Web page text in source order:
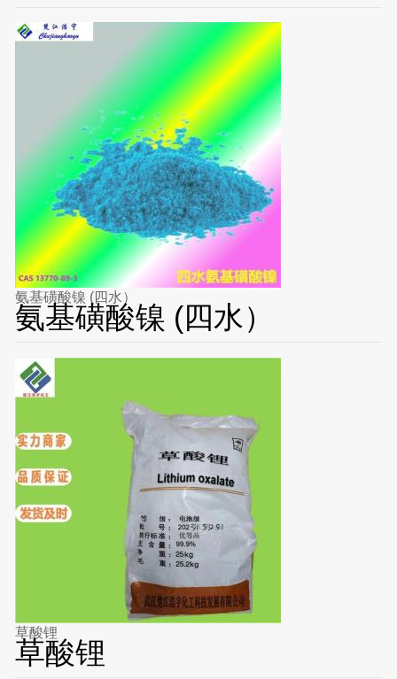
氨基磺酸镍 (四水）
氨基磺酸镍 (四水）
草酸锂
草酸锂